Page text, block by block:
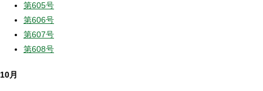
第605号
第606号
第607号
第608号
10月